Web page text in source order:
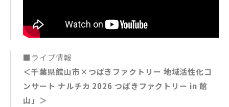
■ライブ情報
＜千葉県館山市×つばきファクトリー 地域活性化コ
ンサート ナルチカ 2026 つばきファクトリー in 館
山」＞